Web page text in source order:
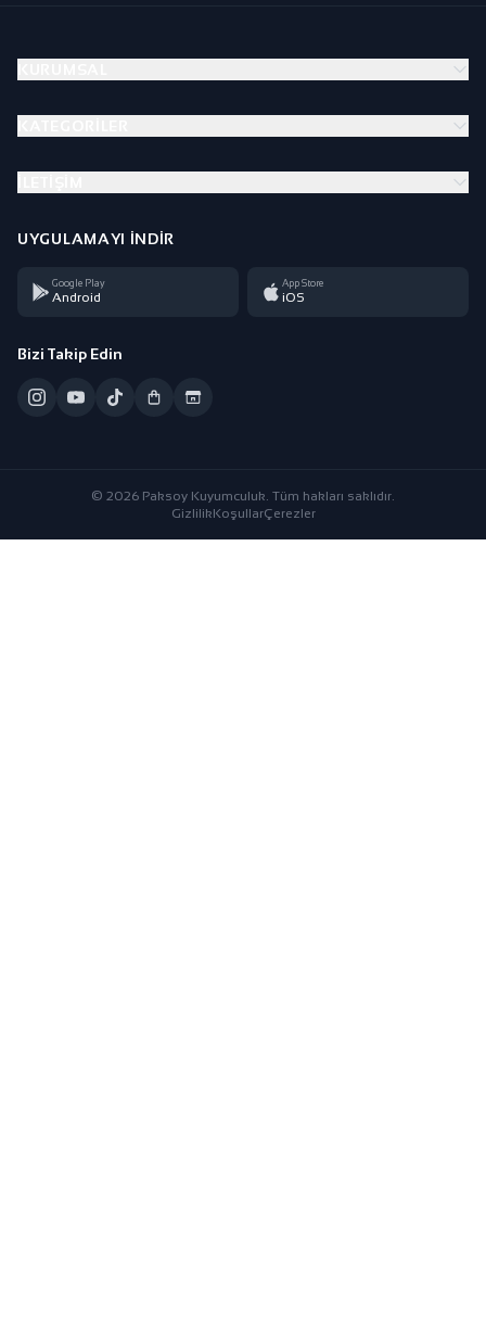
UYGULAMAYI İNDIR
Google Play
Android
App Store
iOS
Bizi Takip Edin
© 2026 Paksoy Kuyumculuk. Tüm hakları saklıdır.
GizlilikKoşullarÇerezler